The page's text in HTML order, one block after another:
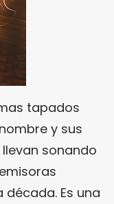
tapados
y sus
sonando
Es una